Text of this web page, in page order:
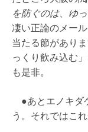
を防ぐのは、ゆ
凄い正論のメー
当たる節があり
っくり飲み込む
も是非。
●あとエノキダ
う。それではこれ